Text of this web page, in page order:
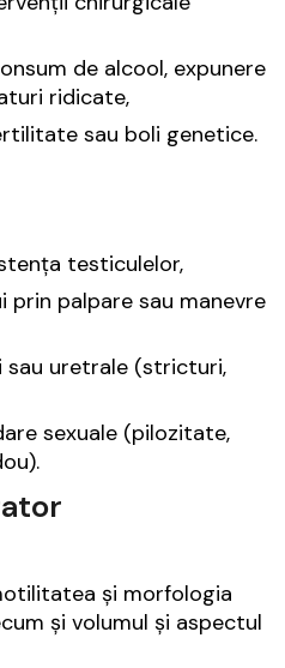
de alcool, expunere
ridicate,
sau boli genetice.
testiculelor,
prin palpare sau manevre
sau uretrale (stricturi,
sexuale (pilozitate,
și morfologia
și volumul și aspectul